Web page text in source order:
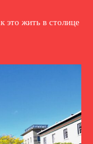
это жить в столице